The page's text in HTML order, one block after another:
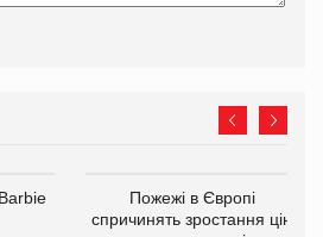
Пожежі в Європі
спричинять зростання цін